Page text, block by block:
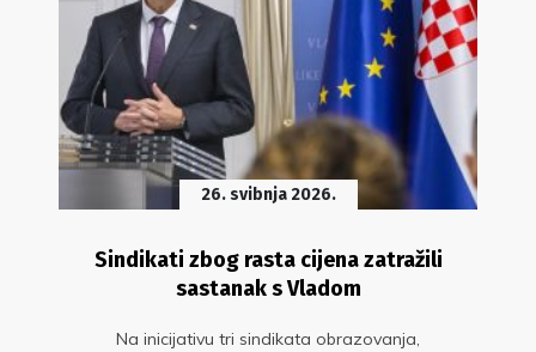
26. svibnja 2026.
Sindikati zbog rasta cijena zatražili
sastanak s Vladom
Na inicijativu tri sindikata obrazovanja,